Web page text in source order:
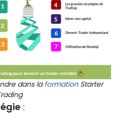
dans laformationStarter
: